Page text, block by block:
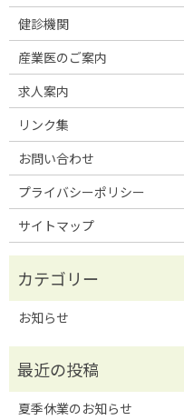
健診機関
産業医のご案内
求人案内
リンク集
お問い合わせ
プライバシーポリシー
サイトマップ
お知らせ
夏季休業のお知らせ